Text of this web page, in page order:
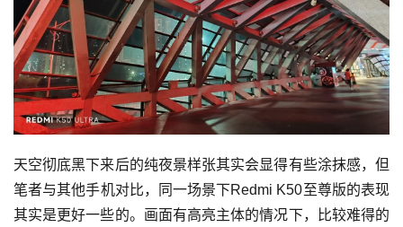
天空彻底黑下来后的纯夜景样张其实会显得有些涂抹感，但
笔者与其他手机对比，同一场景下Redmi K50至尊版的表现
其实是更好一些的。画面有高亮主体的情况下，比较难得的